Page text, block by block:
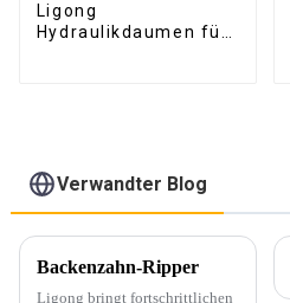
Ligong
Hydraulikdaumen für
Verwandter Blog
Backenzahn-Ripper
Ligong bringt fortschrittlichen